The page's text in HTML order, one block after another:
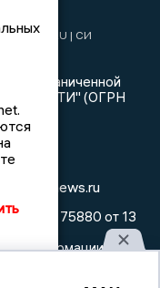
| СИ
с ограниченной
НОВОСТИ" (ОГРН
ФС 77 - 75880 от 13
информации
в сфере связи,
коммуникаций